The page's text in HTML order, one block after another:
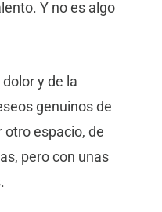
Y no es algo
y de la
genuinos de
otro espacio, de
pero con unas